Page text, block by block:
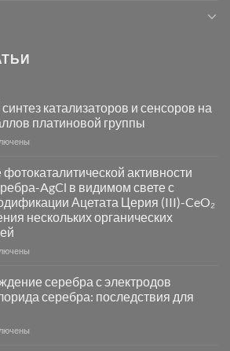
катализаторов и сенсоров на
платиновой группы
активности
AgCl в видимом свете с
Ацетата Церия (III)-CeO₂
нескольких органических
серебра с электродов
серебра: последствия для